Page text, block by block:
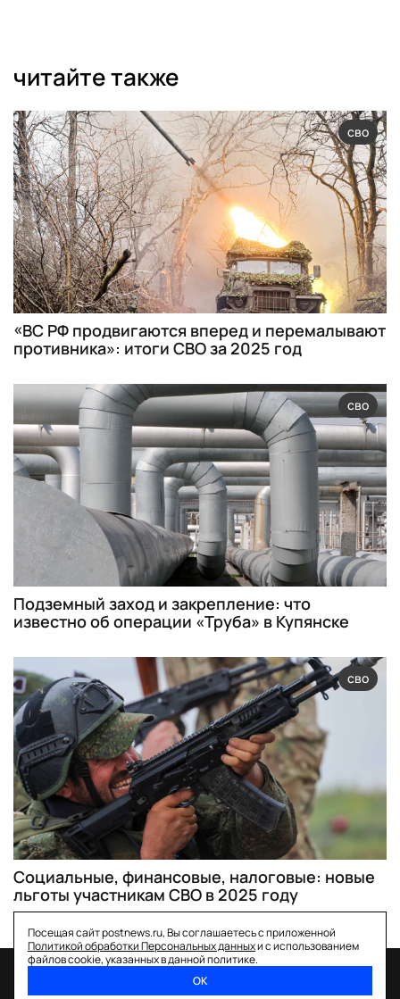
читайте также
сво
«ВС РФ продвигаются вперед и перемалывают
противника»: итоги СВО за 2025 год
сво
Подземный заход и закрепление: что
известно об операции «Труба» в Купянске
сво
Социальные, финансовые, налоговые: новые
льготы участникам СВО в 2025 году
Посещая сайт postnews.ru, Вы соглашаетесь с приложенной
Политикой обработки Персональных данныхи с использованием
файлов cookie, указанных в данной политике.
ОК